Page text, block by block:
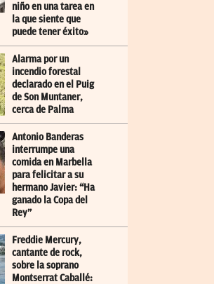
niño en una tarea en
la que siente que
puede tener éxito»
Alarma por un
incendio forestal
declarado en el Puig
de Son Muntaner,
cerca de Palma
Antonio Banderas
interrumpe una
comida en Marbella
para felicitar a su
hermano Javier: “Ha
ganado la Copa del
Rey”
Freddie Mercury,
cantante de rock,
sobre la soprano
Montserrat Caballé: